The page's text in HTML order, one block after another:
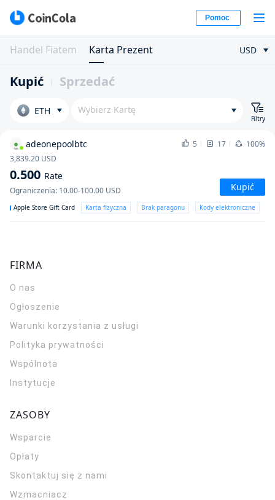
Pomoc
Handel Fiatem Karta Prezent USD
Kupić Sprzedać
ETH Wybierz Kartę
Filtry
adeonepoolbtc 5 17
100%
3,839.20 USD
0.500 Rate
Ograniczenia: 10.00-100.00 USD Kupić
Apple Store Gift Card Karta fizyczna Brak paragonu Kody elektroniczne
FIRMA
O nas
Ogłoszenie
Warunki korzystania z usługi
Polityka prywatności
Wspólnota
Instytucje
ZASOBY
Wsparcie
Opłaty
Skontaktuj się z nami
Wzmacniacz